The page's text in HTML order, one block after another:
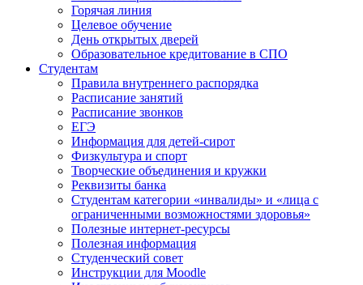
Горячая линия
Целевое обучение
День открытых дверей
Образовательное кредитование в СПО
Студентам
Правила внутреннего распорядка
Расписание занятий
Расписание звонков
ЕГЭ
Информация для детей-сирот
Физкультура и спорт
Творческие объединения и кружки
Реквизиты банка
Студентам категории «инвалиды» и «лица с
ограниченными возможностями здоровья»
Полезные интернет-ресурсы
Полезная информация
Студенческий совет
Инструкции для Moodle